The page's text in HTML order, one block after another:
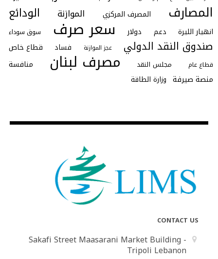
المصارف المصرف المركزي الموازنة الودائع
انهيار الليرة دعم دولار سعر صرف سوق سوداء
صندوق النقد الدولي عجز الموازنة فساد قطاع خاص
قطاع عام مجلس النقد مصرف لبنان
منافسة
منصة صيرفة وزارة الطاقة
CONTACT US
Sakafi Street Maasarani Market Building -
Tripoli Lebanon